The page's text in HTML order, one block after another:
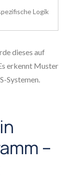
Logik
dieses auf
erkennt Muster
Systemen.
–